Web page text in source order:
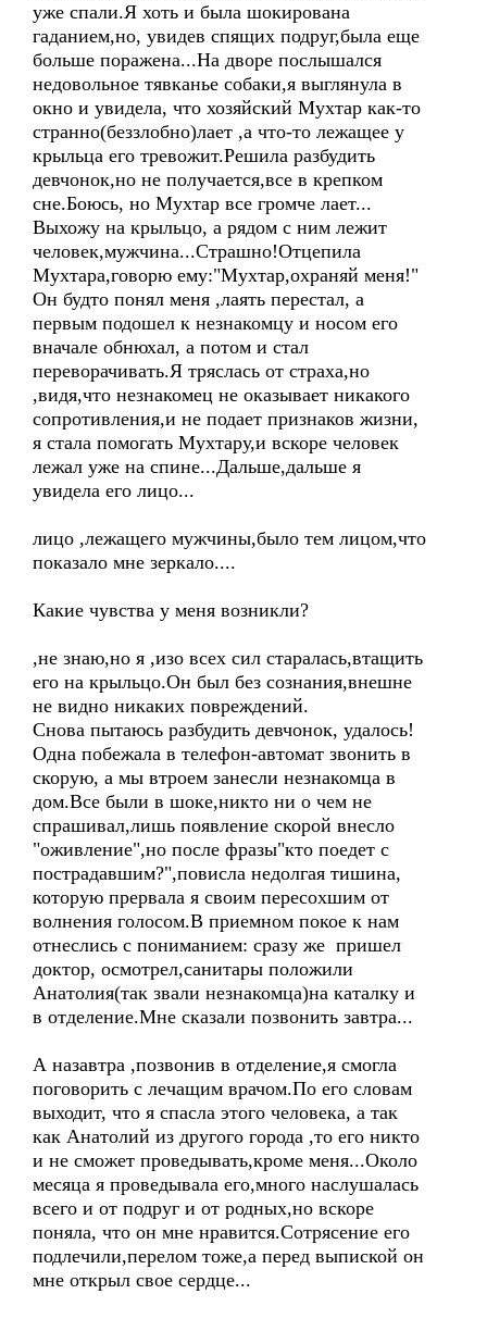
уже спали.Я хоть и была шокирована
гаданием,но, увидев спящих подруг,была еще
больше поражена...На дворе послышался
недовольное тявканье собаки,я выглянула в
окно и увидела, что хозяйский Мухтар как-то
странно(беззлобно)лает ,а что-то лежащее у
крыльца его тревожит.Решила разбудить
девчонок,но не получается,все в крепком
сне.Боюсь, но Мухтар все громче лает...
Выхожу на крыльцо, а рядом с ним лежит
человек,мужчина...Страшно!Отцепила
Мухтара,говорю ему:"Мухтар,охраняй меня!"
Он будто понял меня ,лаять перестал, а
первым подошел к незнакомцу и носом его
вначале обнюхал, а потом и стал
переворачивать.Я тряслась от страха,но
,видя,что незнакомец не оказывает никакого
сопротивления,и не подает признаков жизни,
я стала помогать Мухтару,и вскоре человек
лежал уже на спине...Дальше,дальше я
увидела его лицо...
лицо ,лежащего мужчины,было тем лицом,что
показало мне зеркало....
Какие чувства у меня возникли?
,не знаю,но я ,изо всех сил старалась,втащить
его на крыльцо.Он был без сознания,внешне
не видно никаких повреждений.
Снова пытаюсь разбудить девчонок, удалось!
Одна побежала в телефон-автомат звонить в
скорую, а мы втроем занесли незнакомца в
дом.Все были в шоке,никто ни о чем не
спрашивал,лишь появление скорой внесло
"оживление",но после фразы"кто поедет с
пострадавшим?",повисла недолгая тишина,
которую прервала я своим пересохшим от
волнения голосом.В приемном покое к нам
отнеслись с пониманием: сразу же пришел
доктор, осмотрел,санитары положили
Анатолия(так звали незнакомца)на каталку и
в отделение.Мне сказали позвонить завтра...
А назавтра ,позвонив в отделение,я смогла
поговорить с лечащим врачом.По его словам
выходит, что я спасла этого человека, а так
как Анатолий из другого города ,то его никто
и не сможет проведывать,кроме меня...Около
месяца я проведывала его,много наслушалась
всего и от подруг и от родных,но вскоре
поняла, что он мне нравится.Сотрясение его
подлечили,перелом тоже,а перед выпиской он
мне открыл свое сердце...